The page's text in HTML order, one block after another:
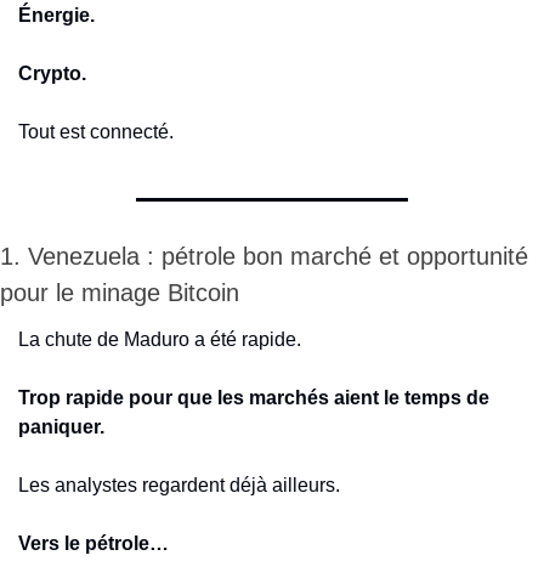
Énergie.
Crypto.
Tout est connecté.
1. Venezuela : pétrole bon marché et opportunité
pour le minage Bitcoin
La chute de Maduro a été rapide.
Trop rapide pour que les marchés aient le temps de
paniquer.
Les analystes regardent déjà ailleurs.
Vers le pétrole…